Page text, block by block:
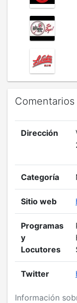
Comentarios
Información
Dirección
Categoría
Sitio web
Programas
y
Locutores
Twitter